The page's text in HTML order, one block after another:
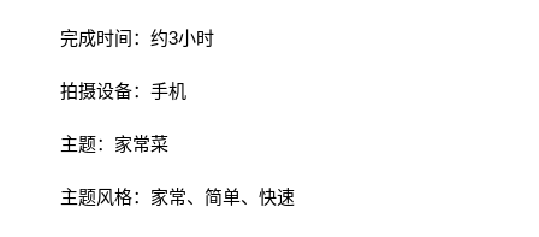
完成时间：约3小时
拍摄设备：手机
主题：家常菜
主题风格：家常、简单、快速